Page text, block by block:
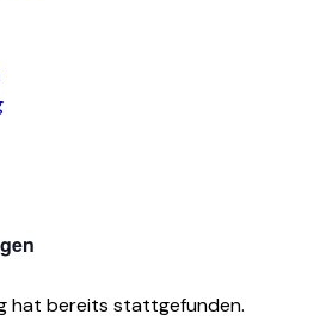
hat bereits stattgefunden.